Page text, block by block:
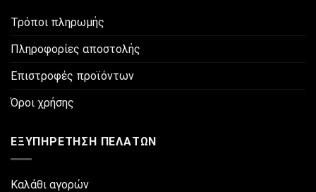
Τρόποι πληρωμής
Πληροφορίες αποστολής
Επιστροφές προϊόντων
Όροι χρήσης
ΕΞΥΠΗΡΈΤΗΣΗ ΠΕΛΑΤΏΝ
Καλάθι αγορών